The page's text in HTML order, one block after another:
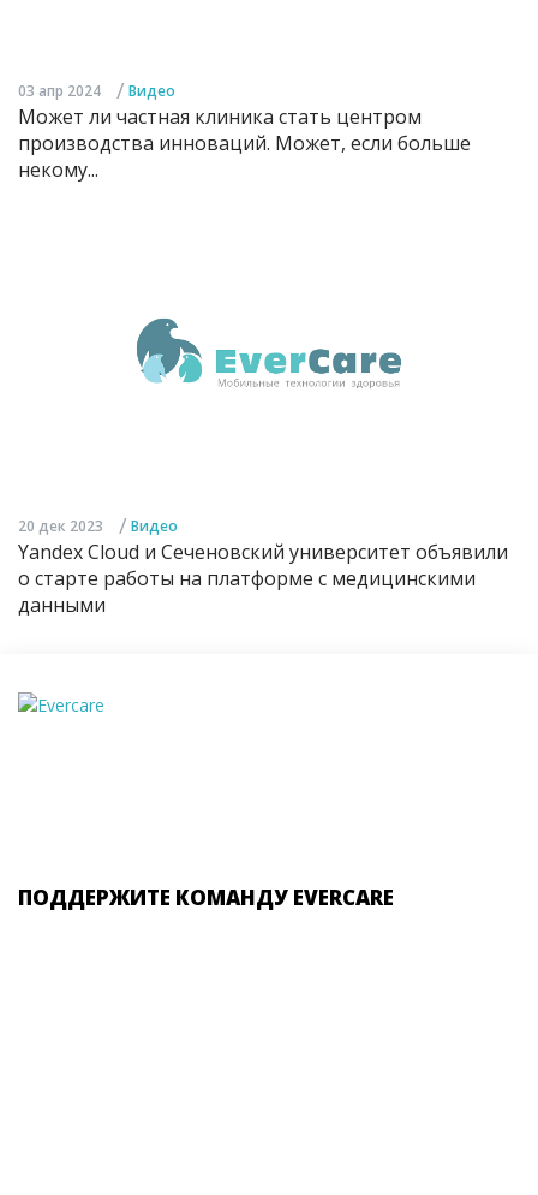
03 апр 2024 / Видео
Может ли частная клиника стать центром
производства инноваций. Может, если больше
некому...
20 дек 2023 / Видео
Yandex Cloud и Сеченовский университет объявили
о старте работы на платформе с медицинскими
данными
ПОДДЕРЖИТЕ КОМАНДУ EVERCARE